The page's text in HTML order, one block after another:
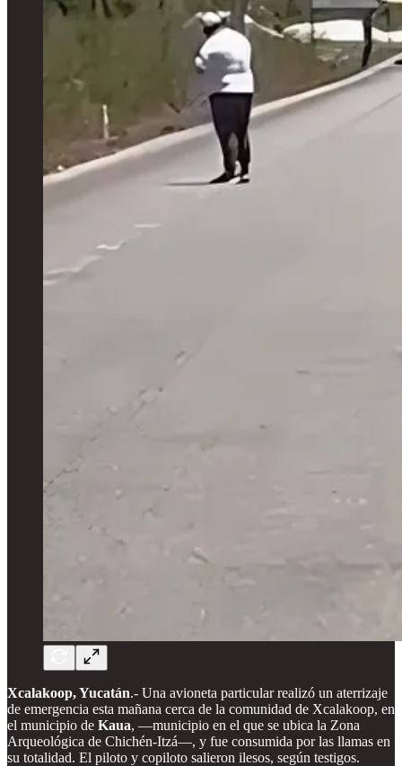
Xcalakoop, Yucatán.- Una avioneta particular realizó un aterrizaje
de emergencia esta mañana cerca de la comunidad de Xcalakoop, en
el municipio de Kaua, —municipio en el que se ubica la Zona
Arqueológica de Chichén-Itzá—, y fue consumida por las llamas en
su totalidad. El piloto y copiloto salieron ilesos, según testigos.